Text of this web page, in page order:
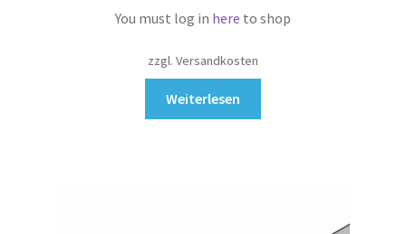
You must log in here to shop
zzgl. Versandkosten
Weiterlesen